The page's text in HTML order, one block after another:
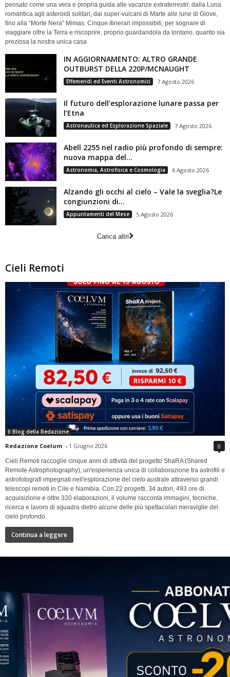
pensato come una vera e propria guida alle vacanze extraterrestri: dalla Luna
romantica agli asteroidi solitari, dai super-vulcani di Marte alle lune di Giove,
fino alla “Morte Nera” Mimas. Cinque itinerari impossibili, per sognare di
viaggiare oltre la Terra e riscoprire, proprio guardandola da lontano, quanto sia
preziosa la nostra unica casa
IN AGGIORNAMENTO: ALTRO GRANDE
OUTBURST DELLA 220P/MCNAUGHT
Effemeridi ed Eventi Astronomici 7 Agosto 2026
Il futuro dell’esplorazione lunare passa per
l’Etna
Astronautica ed Esplorazione Spaziale 7 Agosto 2026
Abell 2255 nel radio più profondo di sempre:
nuova mappa del...
Astronomia, Astrofisica e Cosmologia 6 Agosto 2026
Alzando gli occhi al cielo – Vale la sveglia?Le
congiunzioni di...
Appuntamenti del Mese 5 Agosto 2026
Carica altri
Cieli Remoti
Il Blog della Redazione
Redazione Coelum - 1 Giugno 2026 0
Cieli Remoti raccoglie cinque anni di attività del progetto ShaRA (Shared
Remote Astrophotography), un'esperienza unica di collaborazione tra astrofili e
astrofotografi impegnati nell'esplorazione del cielo australe attraverso grandi
telescopi remoti in Cile e Namibia. Con 22 progetti, 34 autori, 493 ore di
acquisizione e oltre 330 elaborazioni, il volume racconta immagini, tecniche,
ricerca e lavoro di squadra dietro alcune delle più spettacolari meraviglie del
cielo profondo.
Continua a leggere